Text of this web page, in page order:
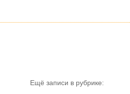
Ещё записи в рубрике: